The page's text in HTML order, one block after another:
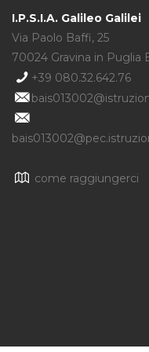
I.P.S.I.A. Galileo Galilei
Via Paolo Baffi, 25
70024 Gravina in Puglia
+39 080.32.642.76
come raggiungerci